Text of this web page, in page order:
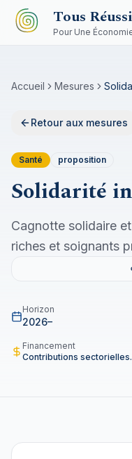
Aller au contenu principal
Tous
Pour Une
Accueil Mesures
Retour aux mesures
Santé proposition
Solidarité
Cagnotte solidaire
riches et soignants
Horizon
2026–
Financement
Contributions sectorielles.